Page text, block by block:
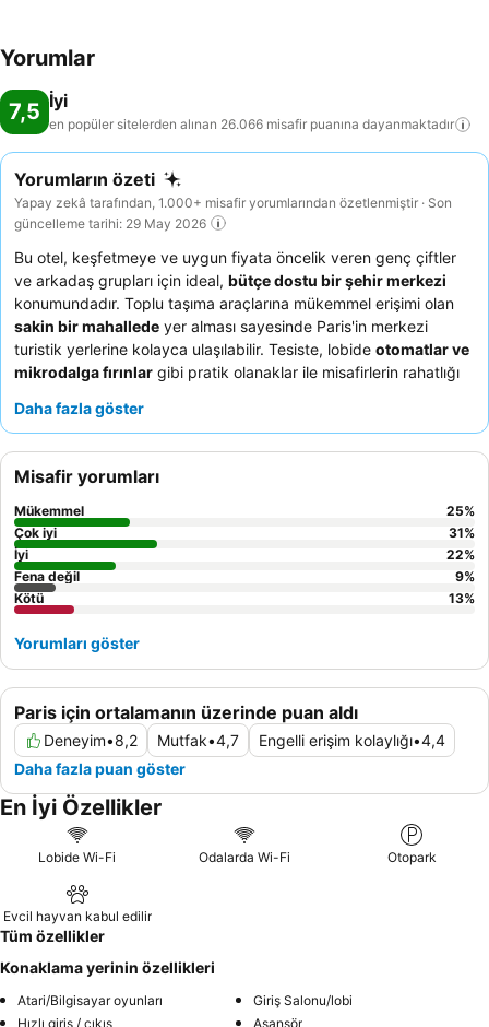
Yorumlar
7,5 İyi
en popüler sitelerden alınan 26.066 misafir puanına dayanmaktadır
Yorumların özeti
Yapay zekâ tarafından, 1.000+ misafir yorumlarından özetlenmiştir · Son
güncelleme tarihi: 29 May 2026
Bu otel, keşfetmeye ve uygun fiyata öncelik veren genç çiftler
ve arkadaş grupları için ideal, bütçe dostu bir şehir merkezi
konumundadır. Toplu taşıma araçlarına mükemmel erişimi olan
sakin bir mahallede yer alması sayesinde Paris'in merkezi
turistik yerlerine kolayca ulaşılabilir. Tesiste, lobide otomatlar ve
mikrodalga fırınlar gibi pratik olanaklar ile misafirlerin rahatlığı
derece yardımsever ve güler yüzlü resepsiyon ekibini
düzenli olarak yenilenen kahvaltı ürünlerini takdir etmektedir.
Daha sakin bir deneyim için misafirler, bahçeye bakan bir oda
talep etmeyi düşünebilirler.
Daha fazla göster
Paris için ortalamanın üzerinde puan aldı
Deneyim•8,2 Mutfak•4,7 Engelli erişim kolaylığı•4,4
Daha fazla puan göster
Misafir yorumları
Mükemmel 25%
Çok iyi
31%
İyi
22%
Fena değil
9%
Kötü
13%
Yorumları göster
En İyi Özellikler
Lobide Wi-Fi Odalarda Wi-Fi Otopark
Evcil hayvan kabul edilir
Tüm özellikler
Konaklama yerinin özellikleri
Atari/Bilgisayar oyunları
Giriş Salonu/lobi
Hızlı giriş / çıkış
Asansör